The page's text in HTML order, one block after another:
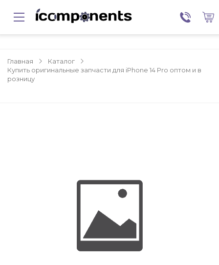
Главная
Каталог
Купить оригинальные запчасти для iPhone 14 Pro оптом и в
розницу